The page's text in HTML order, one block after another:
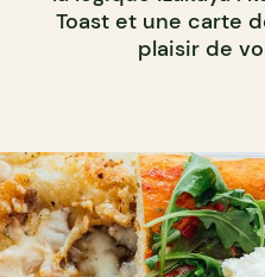
Toast et une carte
plaisir de